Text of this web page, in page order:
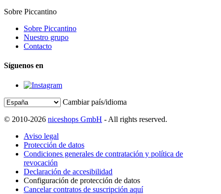
Sobre Piccantino
Sobre Piccantino
Nuestro grupo
Contacto
Síguenos en
Cambiar país/idioma
© 2010-2026 niceshops GmbH - All rights reserved.
Aviso legal
Protección de datos
Condiciones generales de contratación y política de
revocación
Declaración de accesibilidad
Configuración de protección de datos
Cancelar contratos de suscripción aquí